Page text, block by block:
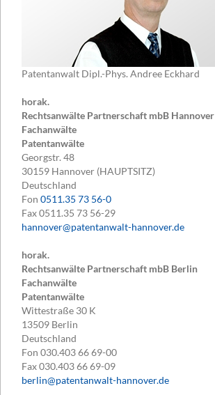
Patentanwalt Dipl.-Phys. Andree Eckhard
horak.
Rechtsanwälte Partnerschaft mbB Hannover
Fachanwälte
Patentanwälte
Georgstr. 48
30159 Hannover (HAUPTSITZ)
Deutschland
Fon 0511.35 73 56-0
Fax0511.35 73 56-29
hannover@patentanwalt-hannover.de
horak.
Rechtsanwälte Partnerschaft mbB Berlin
Fachanwälte
Patentanwälte
Wittestraße 30 K
13509 Berlin
Deutschland
Fon 030.403 66 69-00
Fax030.403 66 69-09
berlin@patentanwalt-hannover.de